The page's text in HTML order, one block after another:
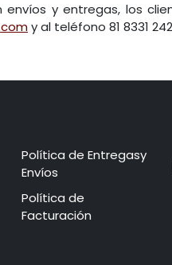
envíos y entregas, los
y al teléfono 81 8331
Política de Entregasy
Envíos
​​​​​P​o​l​​ít​ica de
Facturación